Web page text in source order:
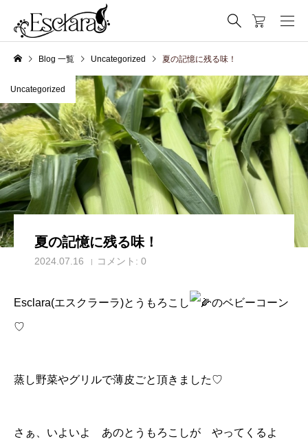
Blog 一覧 Uncategorized 夏の記憶に残る味！
Uncategorized
夏の記憶に残る味！
2024.07.16 コメント: 0
Esclara(エスクラーラ)とうもろこし のベビーコーン
♡
蒸し野菜やグリルで薄皮ごと頂きました♡
さぁ、いよいよ あのとうもろこしが やってくるよ